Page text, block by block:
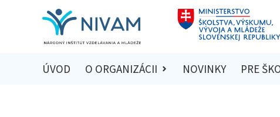
ÚVOD O ORGANIZÁCII NOVINKY PRE